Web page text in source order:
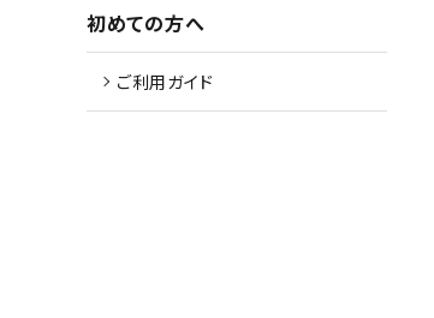
初めての方へ
ご利用ガイド